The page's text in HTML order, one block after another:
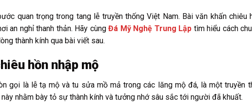
quan trọng trong tang lễ truyền thống Việt Nam. Bài văn khấn chiêu
an nghỉ thanh thản. Hãy cùngĐá Mỹ Nghệ Trung Lập tìm hiểu cách
thành kính qua bài viết sau.
hồn nhập mộ
gọi là lễ tạ mộ và tu sửa mồ mả trong các lăng mộ đá, là một truyền
nhằm bày tỏ sự thành kính và tưởng nhớ sâu sắc tới người đã khuất.